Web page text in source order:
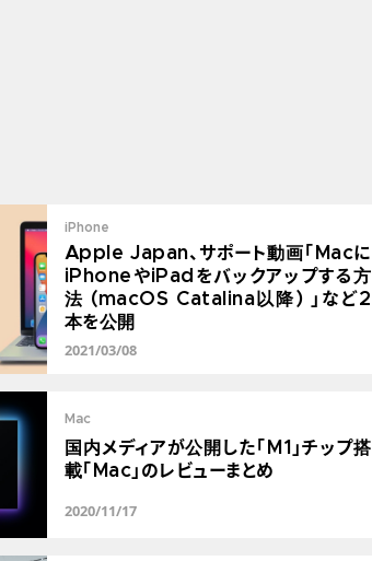
iPhone
Apple Japan、サポート動画「Macに
iPhoneやiPadをバックアップする方
法 (macOS Catalina以降) 」など2
本を公開
2021/03/08
Mac
国内メディアが公開した「M1」チップ搭
載「Mac」のレビューまとめ
2020/11/17